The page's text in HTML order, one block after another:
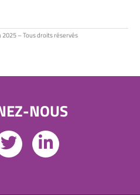
– Tous droits réservés
NOUS